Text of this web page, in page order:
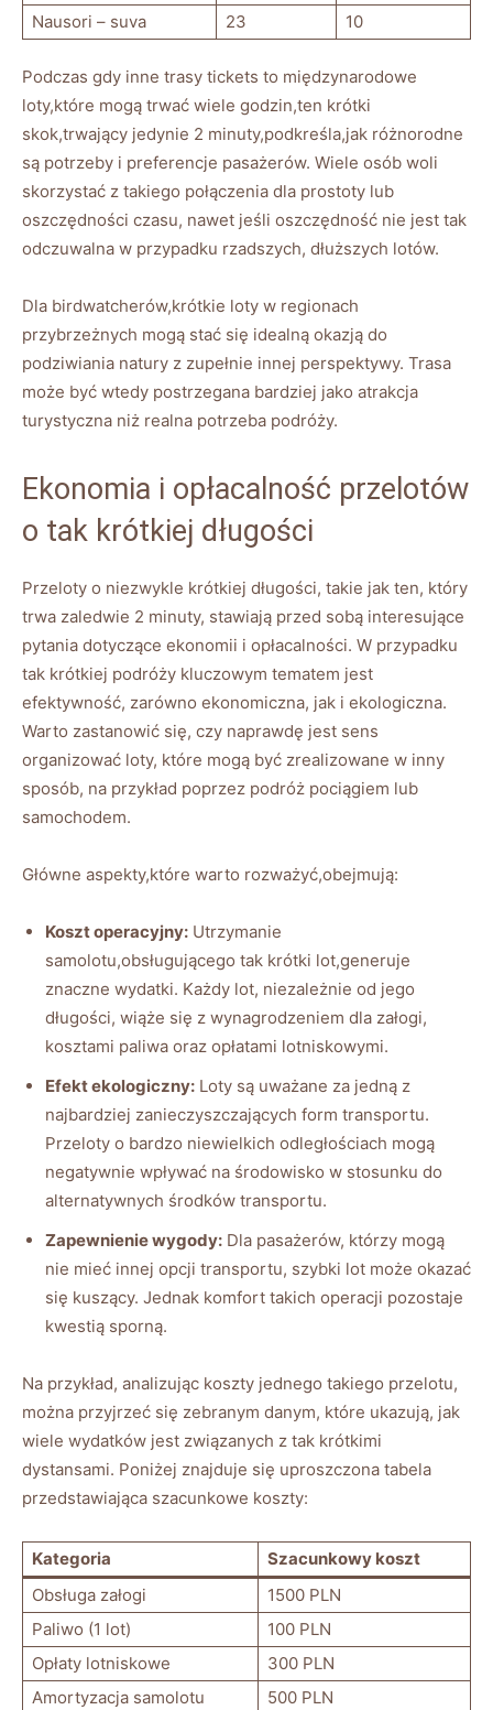
Nausori – suva 23 10
Podczas gdy inne trasy tickets to międzynarodowe
loty,które mogą trwać wiele godzin,ten krótki
skok,trwający jedynie 2 minuty,podkreśla,jak różnorodne
są potrzeby i preferencje pasażerów. Wiele osób woli
skorzystać z takiego połączenia dla prostoty lub
oszczędności czasu, nawet jeśli oszczędność nie jest tak
odczuwalna w przypadku rzadszych, dłuższych lotów.
Dla birdwatcherów,krótkie loty w regionach
przybrzeżnych mogą stać się idealną okazją do
podziwiania natury z zupełnie innej perspektywy. Trasa
może być wtedy postrzegana bardziej jako atrakcja
turystyczna niż realna potrzeba podróży.
Ekonomia i opłacalność przelotów
o tak krótkiej długości
Przeloty o niezwykle krótkiej długości, takie jak ten, który
trwa zaledwie 2 minuty, stawiają przed sobą interesujące
pytania dotyczące ekonomii i opłacalności. W przypadku
tak krótkiej podróży kluczowym tematem jest
efektywność, zarówno ekonomiczna, jak i ekologiczna.
Warto zastanowić się, czy naprawdę jest sens
organizować loty, które mogą być zrealizowane w inny
sposób, na przykład poprzez podróż pociągiem lub
samochodem.
Główne aspekty,które warto rozważyć,obejmują:
Koszt operacyjny: Utrzymanie
samolotu,obsługującego tak krótki lot,generuje
znaczne wydatki. Każdy lot, niezależnie od jego
długości, wiąże się z wynagrodzeniem dla załogi,
kosztami paliwa oraz opłatami lotniskowymi.
Efekt ekologiczny: Loty są uważane za jedną z
najbardziej zanieczyszczających form transportu.
Przeloty o bardzo niewielkich odległościach mogą
negatywnie wpływać na środowisko w stosunku do
alternatywnych środków transportu.
Zapewnienie wygody: Dla pasażerów, którzy mogą
nie mieć innej opcji transportu, szybki lot może okazać
się kuszący. Jednak komfort takich operacji pozostaje
kwestią sporną.
Na przykład, analizując koszty jednego takiego przelotu,
można przyjrzeć się zebranym danym, które ukazują, jak
wiele wydatków jest związanych z tak krótkimi
dystansami. Poniżej znajduje się uproszczona tabela
przedstawiająca szacunkowe koszty:
Kategoria
Szacunkowy koszt
Obsługa załogi
1500 PLN
Paliwo (1 lot)
100 PLN
Opłaty lotniskowe
300 PLN
Amortyzacja samolotu
500 PLN